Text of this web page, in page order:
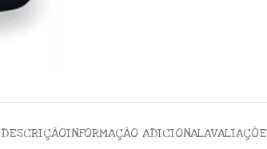
DESCRIÇÃOINFORMAÇÃO ADICIONAL